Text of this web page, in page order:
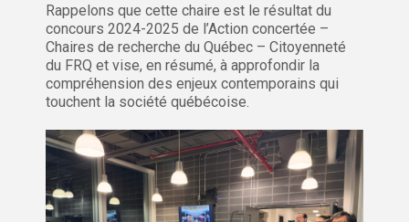
Rappelons que cette chaire est le résultat du
concours 2024-2025 de l’Action concertée –
Chaires de recherche du Québec – Citoyenneté
du FRQ et vise, en résumé, à approfondir la
compréhension des enjeux contemporains qui
touchent la société québécoise.